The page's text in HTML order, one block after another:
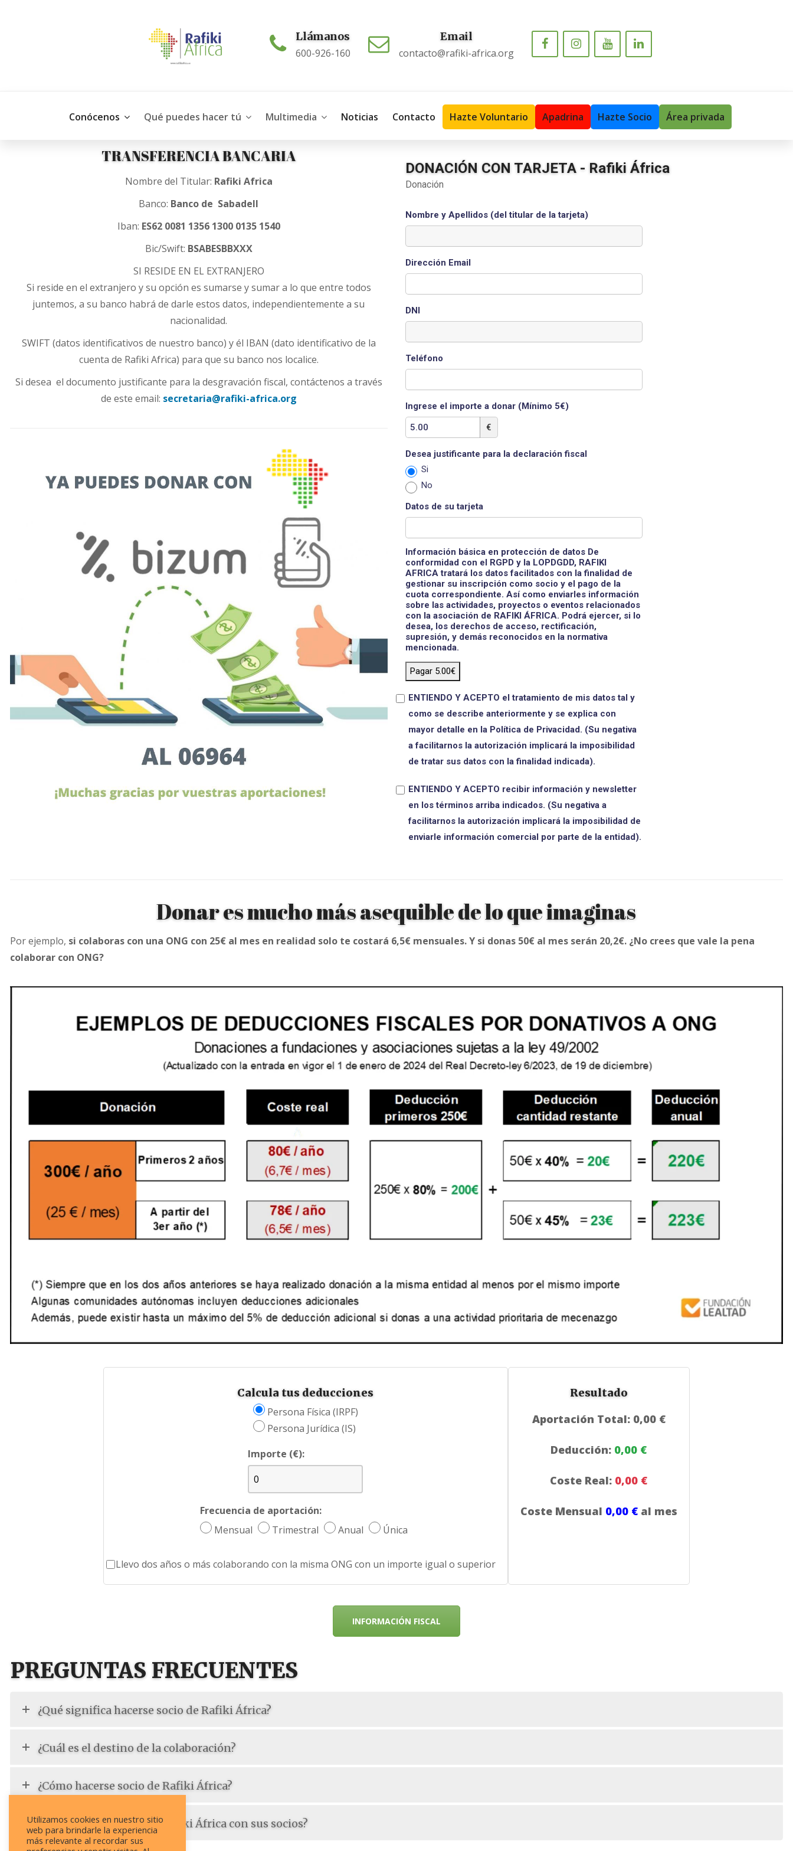
Llámanos
600-926-160
Email
contacto@rafiki-africa.org
Conócenos Qué puedes hacer tú Multimedia Noticias Contacto Hazte Voluntario Apadrina Hazte Socio Área privada
TRANSFERENCIA BANCARIA
Nombre del Titular: Rafiki Africa
Banco: Banco de Sabadell
Iban: ES62 0081 1356 1300 0135 1540
Bic/Swift: BSABESBBXXX
SI RESIDE EN EL EXTRANJERO
Si reside en el extranjero y su opción es sumarse y sumar a lo que entre todos
juntemos, a su banco habrá de darle estos datos, independientemente a su
nacionalidad.
SWIFT (datos identificativos de nuestro banco) y él IBAN (dato identificativo de la
cuenta de Rafiki Africa) para que su banco nos localice.
Si desea el documento justificante para la desgravación fiscal, contáctenos a través
de este email: secretaria@rafiki-africa.org
DONACIÓN CON TARJETA - Rafiki África
Donación
Nombre y Apellidos (del titular de la tarjeta)
Dirección Email
DNI
Teléfono
Ingrese el importe a donar (Mínimo 5€)
€
Desea justificante para la declaración fiscal
Si
No
Datos de su tarjeta
Información básica en protección de datos De
conformidad con el RGPD y la LOPDGDD, RAFIKI
AFRICA tratará los datos facilitados con la finalidad de
gestionar su inscripción como socio y el pago de la
cuota correspondiente. Así como enviarles información
sobre las actividades, proyectos o eventos relacionados
con la asociación de RAFIKI ÁFRICA. Podrá ejercer, si lo
desea, los derechos de acceso, rectificación,
supresión, y demás reconocidos en la normativa
mencionada.
Pagar 5.00€
ENTIENDO Y ACEPTO el tratamiento de mis datos tal y
como se describe anteriormente y se explica con
mayor detalle en la Política de Privacidad. (Su negativa
a facilitarnos la autorización implicará la imposibilidad
de tratar sus datos con la finalidad indicada).
ENTIENDO Y ACEPTO recibir información y newsletter
en los términos arriba indicados. (Su negativa a
facilitarnos la autorización implicará la imposibilidad de
enviarle información comercial por parte de la entidad).
Donar es mucho más asequible de lo que imaginas
Por ejemplo, si colaboras con una ONG con 25€ al mes en realidad solo te costará 6,5€ mensuales. Y si donas 50€ al mes serán 20,2€. ¿No crees que vale la pena
colaborar con ONG?
Calcula tus deducciones
Persona Física (IRPF)
Persona Jurídica (IS)
Importe (€):
Frecuencia de aportación:
Mensual
Trimestral Anual Única
Llevo dos años o más colaborando con la misma ONG con un importe igual o superior
Resultado
Aportación Total: 0,00 €
Deducción: 0,00 €
Coste Real: 0,00 €
Coste Mensual 0,00 € al mes
INFORMACIÓN FISCAL
PREGUNTAS FRECUENTES
¿Qué significa hacerse socio de Rafiki África?
¿Cuál es el destino de la colaboración?
¿Cómo hacerse socio de Rafiki África?
¿Cómo es la relación de Rafiki África con sus socios?
Utilizamos cookies en nuestro sitio
web para brindarle la experiencia
más relevante al recordar sus